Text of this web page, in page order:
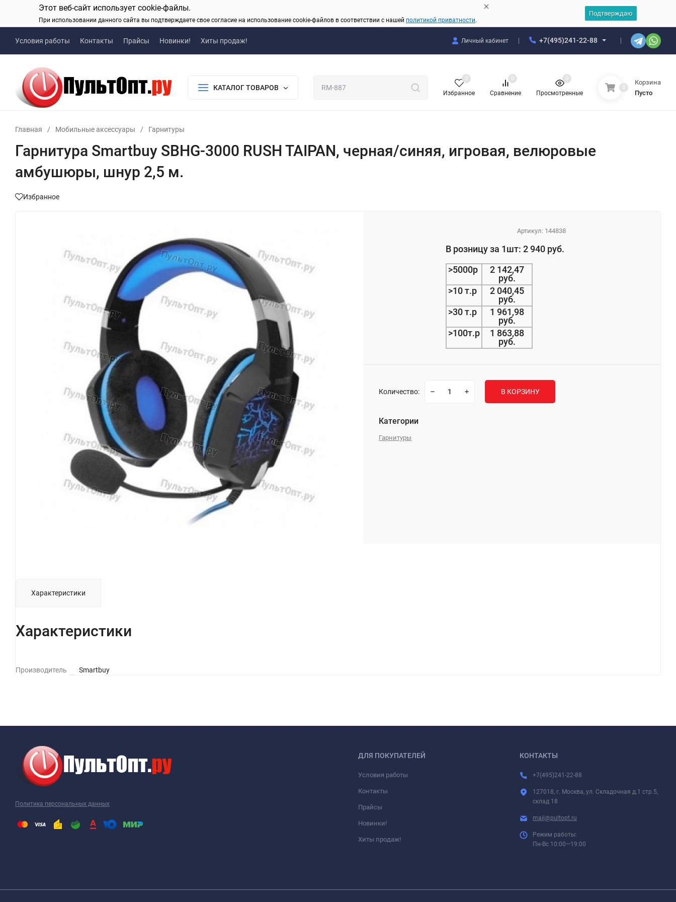
Этот веб-сайт использует cookie-файлы.
При использовании данного сайта вы подтверждаете свое согласие на использование cookie-файлов в соответствии с нашей политикой приватности.
Подтверждаю
Условия работы Контакты Прайсы Новинки! Хиты продаж! Личный кабинет +7(495)241-22-88
КАТАЛОГ ТОВАРОВ
Избранное
0
Сравнение
0
Просмотренные
0
0
Корзина
Пусто
Главная / Мобильные аксессуары / Гарнитуры
Гарнитура Smartbuy SBHG-3000 RUSH TAIPAN, черная/синяя, игровая, велюровые
амбушюры, шнур 2,5 м.
Избранное
Артикул: 144838
В розницу за 1шт: 2 940 руб.
>5000р
2 142,47
руб.
>10 т.р
2 040,45
руб.
>30 т.р
1 961,98
руб.
>100т.р
1 863,88
руб.
Количество: В КОРЗИНУ
Категории
Гарнитуры
Характеристики
Характеристики
Производитель Smartbuy
Политика персональных данных
ДЛЯ ПОКУПАТЕЛЕЙ
Условия работы
Контакты
Прайсы
Новинки!
Хиты продаж!
КОНТАКТЫ
+7(495)241-22-88
127018, г. Москва, ул. Складочная д.1 стр.5,
склад 18
mail@pultopt.ru
Режим работы:
Пн-Вс 10:00—19:00